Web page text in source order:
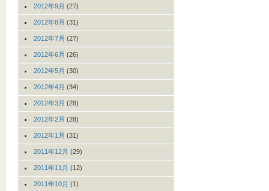
2012年9月 (27)
2012年8月 (31)
2012年7月 (27)
2012年6月 (26)
2012年5月 (30)
2012年4月 (34)
2012年3月 (28)
2012年2月 (28)
2012年1月 (31)
2011年12月 (29)
2011年11月 (12)
2011年10月 (1)